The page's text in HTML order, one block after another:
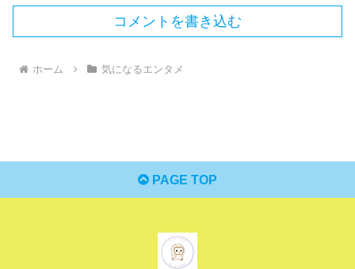
コメントを書き込む
ホーム 気になるエンタメ
PAGE TOP